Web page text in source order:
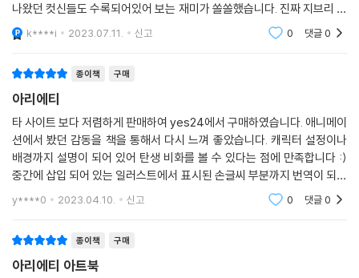
나왔던 컷신들도 수록되어있어 보는 재미가 쏠쏠했습니다. 진짜 지브리 팬
으로서 돈이 아깝지 않더라고요. 겉표지도 반들 반들해서 촉감도 좋고요!
k****i 2023.07.11. 신고 0 댓글0
종이책 구매
아리에티
타 사이트 보다 저렴하게 판매하여 yes24에서 구매하였습니다. 애니메이
션에서 봤던 감동을 책을 통해서 다시 느껴 좋았습니다. 캐릭터 설정이나
배경까지 설명이 되어 있어 탄생 비화를 볼 수 있다는 점에 만족합니다 :)
중간에 삽입 되어 있는 일러스트에서 표시된 손글씨 부분까지 번역이 되었
다면 좋았을텐데 하는 아쉬움이 있습니다만, 대체적으로 만족스러운 책입
니다.
y****0 2023.04.10. 신고 0 댓글0
종이책 구매
아리에티 아트북